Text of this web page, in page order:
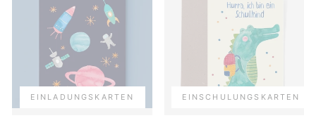
EINLADUNGSKARTEN EINSCHULUNGSKARTEN